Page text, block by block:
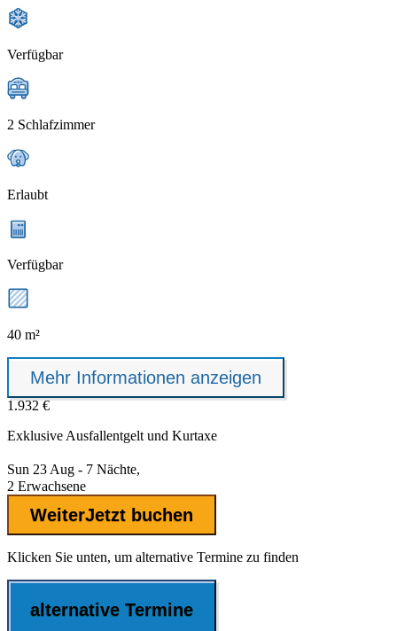
Verfügbar
2 Schlafzimmer
Erlaubt
Verfügbar
40 m²
Mehr Informationen anzeigen
1.932 €
Exklusive Ausfallentgelt und Kurtaxe
Sun 23 Aug - 7 Nächte,
2 Erwachsene
WeiterJetzt buchen
Klicken Sie unten, um alternative Termine zu finden
alternative Termine